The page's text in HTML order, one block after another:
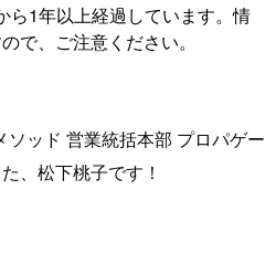
ら1年以上経過しています。情
で、ご注意ください。
ッド 営業統括本部 プロパゲー
、松下桃子です！